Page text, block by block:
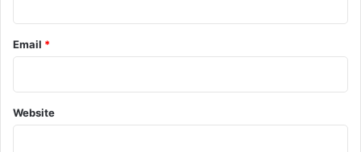
Email *
Website